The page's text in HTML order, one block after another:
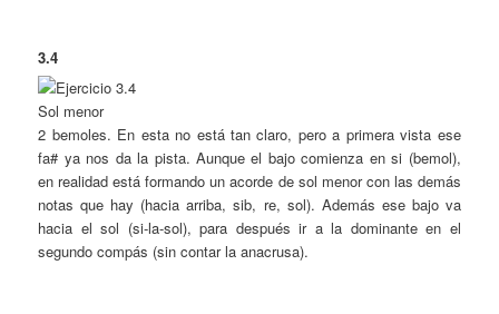
3.4
Sol menor
2 bemoles. En esta no está tan claro, pero a primera vista ese
fa# ya nos da la pista. Aunque el bajo comienza en si (bemol),
en realidad está formando un acorde de sol menor con las demás
notas que hay (hacia arriba, sib, re, sol). Además ese bajo va
hacia el sol (si-la-sol), para después ir a la dominante en el
segundo compás (sin contar la anacrusa).